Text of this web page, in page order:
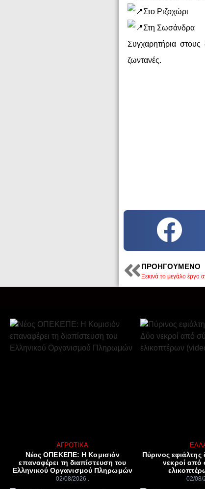
Στο Ριζοχώρι
Στη Σωσάνδρα
Συγχαρητήρια
ζωντανές.
ΠΡΟΗΓΟΎΜΕΝΟ
ΑΓΡΟΤΙΚΆ
Νέος ΟΠΕΚΕΠΕ: Η Κομισιόν
επαναφέρει τη διαπίστευση του
Ελληνικού Οργανισμού Πληρωμών
02/08/2026
Πύρινος εφιάλτης
νεκροί από
02/08/